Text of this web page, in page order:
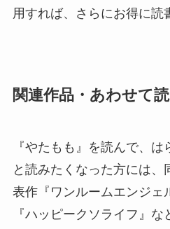
用すれば、さらにお得に読
関連作品・あわせて
『やたもも』を読んで、
と読みたくなった方には、
表作『ワンルームエンジェ
『ハッピークソライフ』